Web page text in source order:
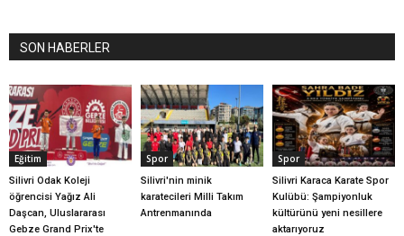
SON HABERLER
Eğitim
Silivri Odak Koleji
öğrencisi Yağız Ali
Daşcan, Uluslararası
Gebze Grand Prix'te
Spor
Silivri'nin minik
karatecileri Milli Takım
Antrenmanında
Spor
Silivri Karaca Karate Spor
Kulübü: Şampiyonluk
kültürünü yeni nesillere
aktarıyoruz